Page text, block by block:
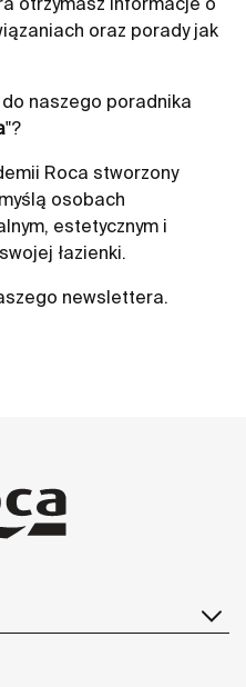
nawet w najmniejszych
maksymalną
oraz porady jak
naszego poradnika
"?
Roca stworzony
osobach
estetycznym i
łazienki.
newslettera.